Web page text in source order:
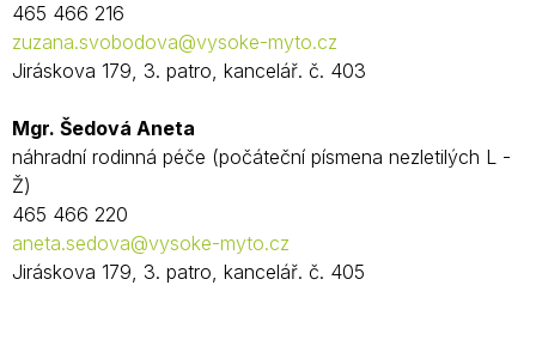
465 466 216
zuzana.svobodova@vysoke-myto.cz
Jiráskova 179, 3. patro, kancelář. č. 403
Mgr. Šedová Aneta
náhradní rodinná péče (počáteční písmena nezletilých L -
Ž)
465 466 220
aneta.sedova@vysoke-myto.cz
Jiráskova 179, 3. patro, kancelář. č. 405